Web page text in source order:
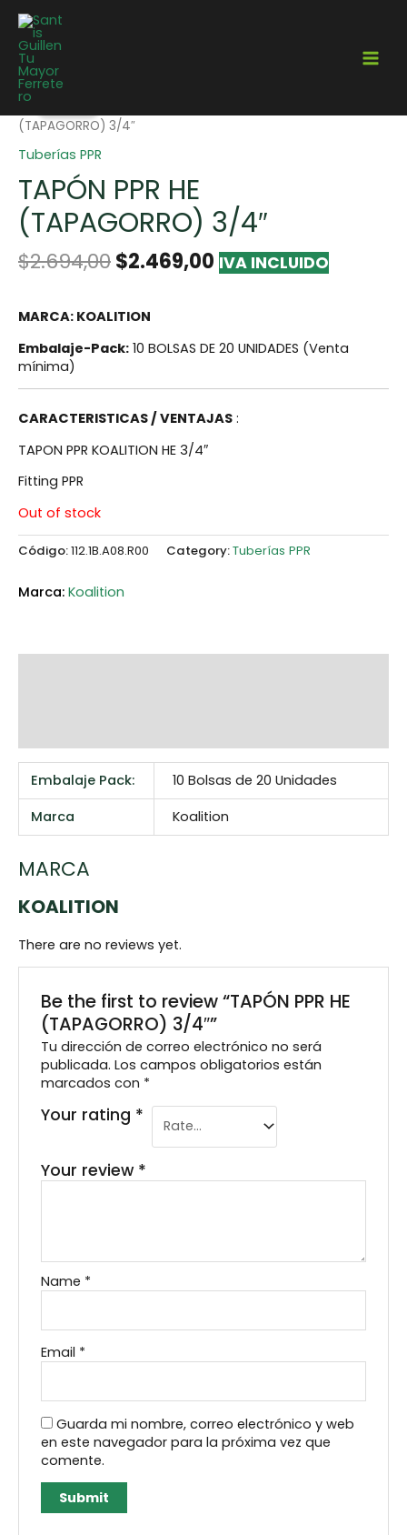
(TAPAGORRO) 3/4″
Tuberías PPR
TAPÓN PPR HE
(TAPAGORRO) 3/4″
$2.694,00$2.469,00 IVA INCLUIDO
MARCA: KOALITION
Embalaje-Pack: 10 BOLSAS DE 20 UNIDADES (Venta
mínima)
CARACTERISTICAS / VENTAJAS :
TAPON PPR KOALITION HE 3/4″
Fitting PPR
Out of stock
Código:112.1B.A08.R00 Category:Tuberías PPR
Koalition
Embalaje Pack:
10 Bolsas de 20 Unidades
Marca
Koalition
MARCA
KOALITION
There are no reviews yet.
Be the first to review “TAPÓN PPR HE
(TAPAGORRO) 3/4″”
Tu dirección de correo electrónico no será
publicada. Los campos obligatorios están
marcados con *
Your rating *
Your review *
Name *
Email *
Guarda mi nombre, correo electrónico y web
en este navegador para la próxima vez que
comente.